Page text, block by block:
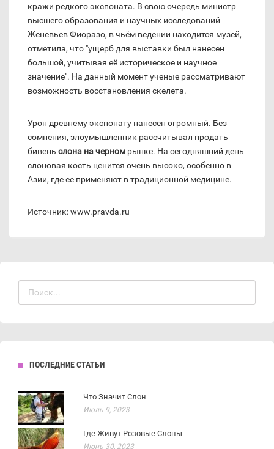
кражи редкого экспоната. В свою очередь министр
высшего образования и научных исследований
Женевьев Фиоразо, в чьём ведении находится музей,
отметила, что "ущерб для выставки был нанесен
большой, учитывая её историческое и научное
значение". На данный момент ученые рассматривают
возможность восстановления скелета.
Урон древнему экспонату нанесен огромный. Без
сомнения, злоумышленник рассчитывал продать
бивень слона на черном рынке. На сегодняшний день
слоновая кость ценится очень высоко, особенно в
Азии, где ее применяют в традиционной медицине.
Источник: www.pravda.ru
ПОСЛЕДНИЕ СТАТЬИ
Что Значит Слон
Июль 9, 2023
Где Живут Розовые Слоны
Июнь 30, 2023